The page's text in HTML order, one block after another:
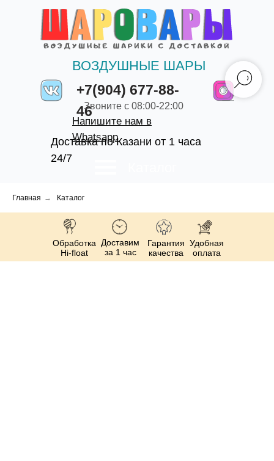
+7(904) 677-88-
46
ВОЗДУШНЫЕ ШАРЫ
Доставка по Казани от 1 часа
24/7
Звоните с 08:00-22:00
Напишите нам в
Whatsapp
Главная → Каталог
Обработка
Hi-float
Доставим
за 1 час
Гарантия
качества
Удобная
оплата